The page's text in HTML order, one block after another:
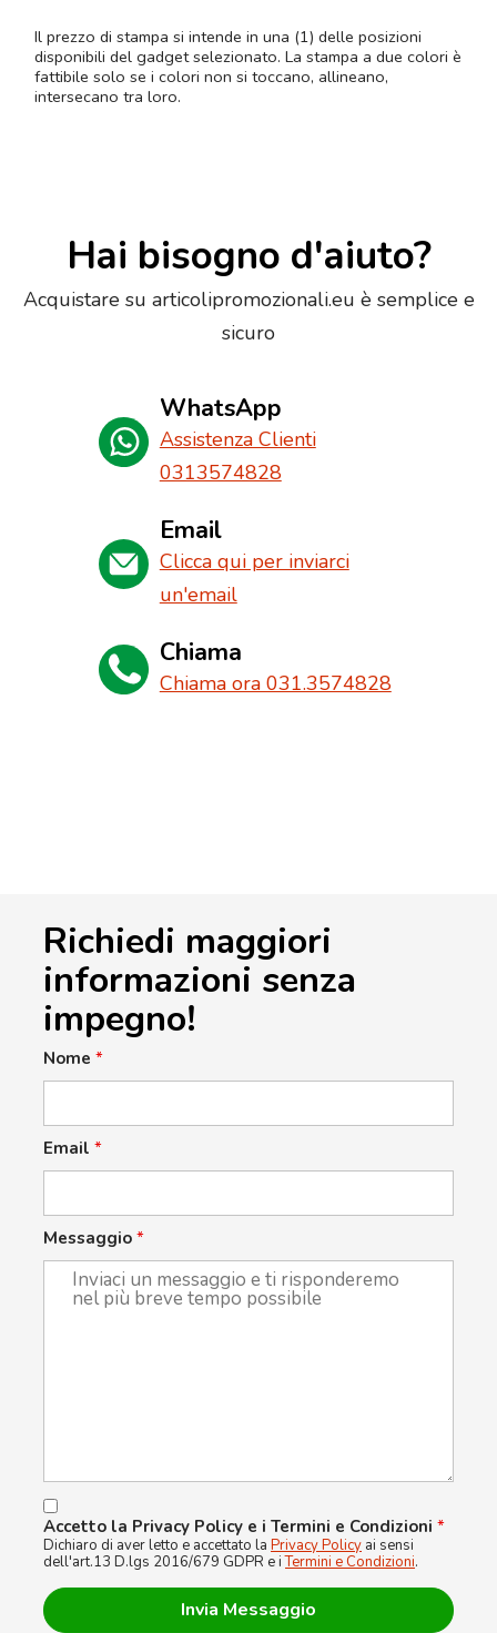
Il prezzo di stampa si intende in una (1) delle posizioni
disponibili del gadget selezionato. La stampa a due colori è
fattibile solo se i colori non si toccano, allineano,
intersecano tra loro.
Hai bisogno d'aiuto?
Acquistare su articolipromozionali.eu è semplice e
sicuro
WhatsApp
Assistenza Clienti
0313574828
Email
Clicca qui per inviarci
un'email
Chiama
Chiama ora 031.3574828
Richiedi maggiori
informazioni senza
impegno!
Nome *
Email *
Messaggio *
Accetto la Privacy Policy e i Termini e Condizioni *
Dichiaro di aver letto e accettato la Privacy Policy ai sensi
dell'art.13 D.lgs 2016/679 GDPR e iTermini e Condizioni.